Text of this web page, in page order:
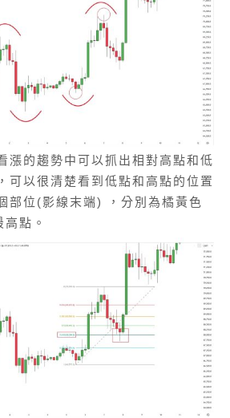
漲的趨勢中可以抓出相對高點和低
可以很清楚看到低點和高點的位置
部位(影線末端) ，分別為橘黃色
點。